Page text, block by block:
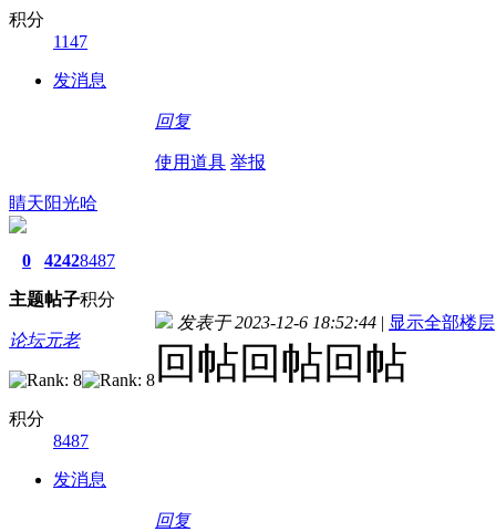
积分
1147
发消息
回复
使用道具 举报
睛天阳光哈
0
主题
4242
帖子
8487
积分
论坛元老
积分
8487
发消息
发表于 2023-12-6 18:52:44 | 显示全部楼层
回帖回帖回帖
回复